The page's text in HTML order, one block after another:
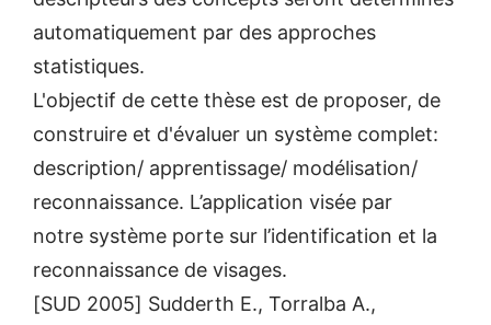
automatiquement par des approches
statistiques.
L'objectif de cette thèse est de proposer, de
construire et d'évaluer un système complet:
description/ apprentissage/ modélisation/
reconnaissance. L’application visée par
notre système porte sur l’identification et la
reconnaissance de visages.
[SUD 2005] Sudderth E., Torralba A.,